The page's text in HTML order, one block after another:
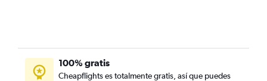
100% gratis
Cheapflights es totalmente gratis, así que puedes